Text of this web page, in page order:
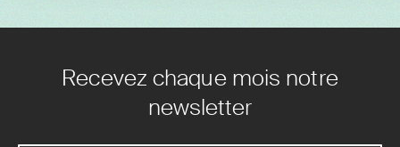
Recevez chaque mois notre
newsletter